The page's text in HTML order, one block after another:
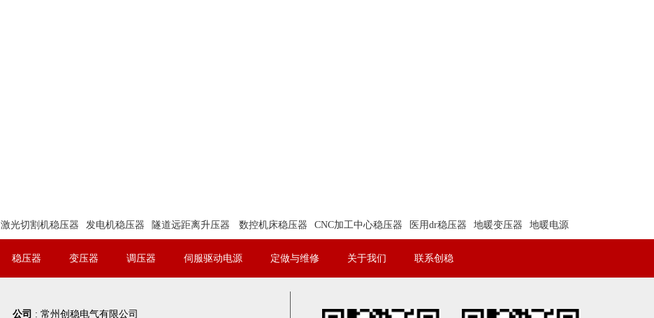
激光切割机稳压器 发电机稳压器 隧道远距离升压器 数控机床稳压器 CNC加工中心稳压器 医用dr稳压器 地暖变压器 地暖电源
稳压器 变压器 调压器 伺服驱动电源 定做与维修 关于我们 联系创稳
公司 : 常州创稳电气有限公司